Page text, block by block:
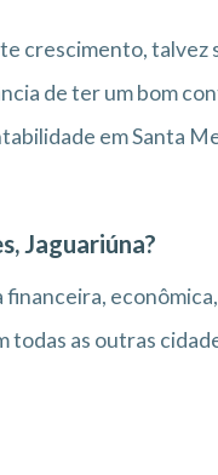
crescimento, talvez
de ter um bom
em Santa
Jaguariúna?
financeira,
todas as outras